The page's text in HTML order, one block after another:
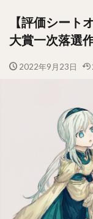
【評価シート
大賞一次落選
2022年9月23日